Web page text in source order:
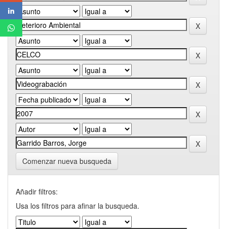
Comenzar nueva busqueda
Añadir filtros:
Usa los filtros para afinar la busqueda.